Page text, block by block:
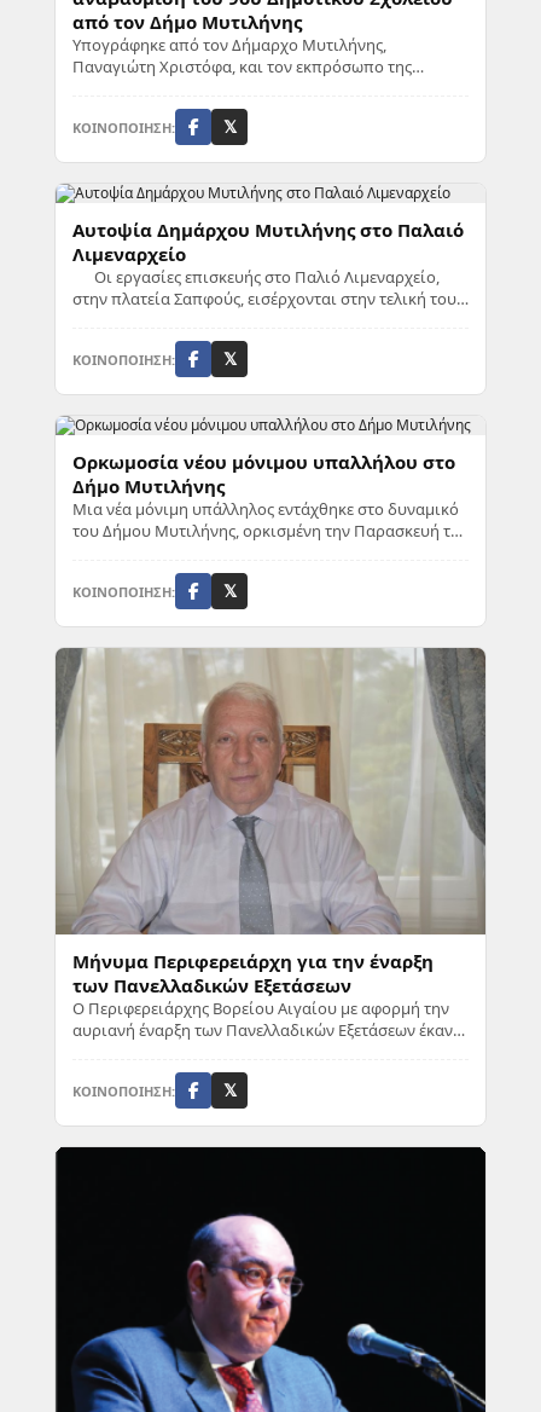
από τον Δήμο Μυτιλήνης
Υπογράφηκε από τον Δήμαρχο Μυτιλήνης,
Παναγιώτη Χριστόφα, και τον εκπρόσωπο της
Παιδείας και Δ...
ΚΟΙΝΟΠΟΙΗΣΗ: 𝕏
Αυτοψία Δημάρχου Μυτιλήνης στο Παλαιό
Λιμεναρχείο
στην πλατεία Σαπφούς, εισέρχονται στην τελική τους
ΚΟΙΝΟΠΟΙΗΣΗ: 𝕏
Ορκωμοσία νέου μόνιμου υπαλλήλου στο
Δήμο Μυτιλήνης
Μια νέα μόνιμη υπάλληλος εντάχθηκε στο δυναμικό
του Δήμου Μυτιλήνης, ορκισμένη την Παρασκευή το
ΚΟΙΝΟΠΟΙΗΣΗ: 𝕏
Μήνυμα Περιφερειάρχη για την έναρξη
των Πανελλαδικών Εξετάσεων
Ο Περιφερειάρχης Βορείου Αιγαίου με αφορμή την
αυριανή έναρξη των Πανελλαδικών Εξετάσεων έκανε
ΚΟΙΝΟΠΟΙΗΣΗ: 𝕏